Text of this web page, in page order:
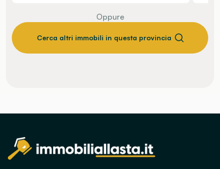
Oppure
Cerca altri immobili in questa provincia